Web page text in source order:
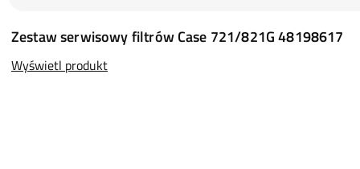
Zestaw serwisowy filtrów Case 721/821G 48198617
Wyświetl produkt